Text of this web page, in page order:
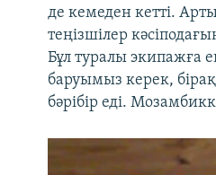
де кемеден кетті.
теңізшілер
Бұл туралы экипажға
баруымыз керек,
бәрібір еді.